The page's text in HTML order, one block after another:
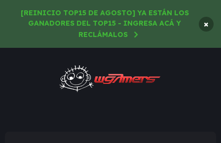
[REINICIO TOP15 DE AGOSTO] YA ESTÁN LOS
GANADORES DEL TOP15 - INGRESA ACÁ Y
RECLÁMALOS
×